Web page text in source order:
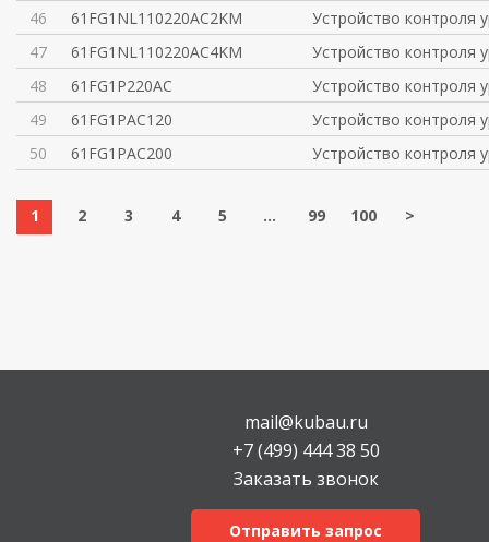
46
61FG1NL110220AC2KM
Устройство контроля
47
61FG1NL110220AC4KM
Устройство контроля
48
61FG1P220AC
Устройство контроля
49
61FG1PAC120
Устройство контроля
50
61FG1PAC200 Устройство контроля
1 2 3 4 5 ... 99 100 >
mail@kubau.ru
+7 (499) 444 38 50
Заказать звонок
Отправить запрос